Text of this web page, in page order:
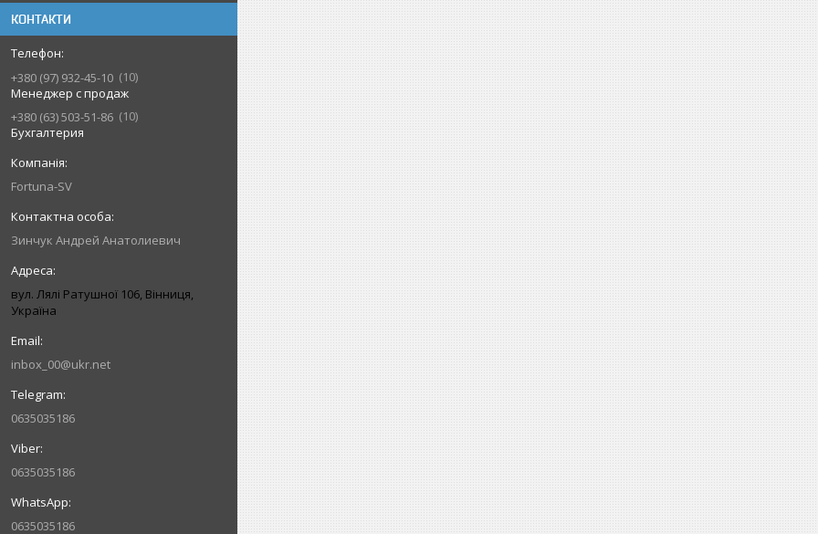
КОНТАКТИ
+380 (97) 932-45-10
10
Менеджер с продаж
+380 (63) 503-51-86
10
Бухгалтерия
Fortuna-SV
Зинчук Андрей Анатолиевич
вул. Лялі Ратушної 106, Вінниця,
Україна
inbox_00@ukr.net
0635035186
0635035186
0635035186